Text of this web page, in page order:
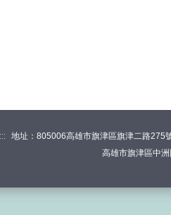
::: 地址：805006高雄市旗津區旗津二路
高雄市旗津區中